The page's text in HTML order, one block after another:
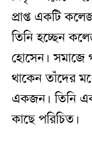
প্রাপ্ত একটি
তিনি হচ্ছেন
হোসেন। সমাজে
থাকেন তাঁদের
একজন। তিনি
কাছে পরিচিত।